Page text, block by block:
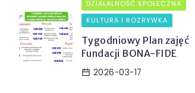
DZIAŁALNOŚĆ SPOŁECZNA
KULTURA I ROZRYWKA
Tygodniowy Plan zajęć
Fundacji BONA-FIDE
2026-03-17